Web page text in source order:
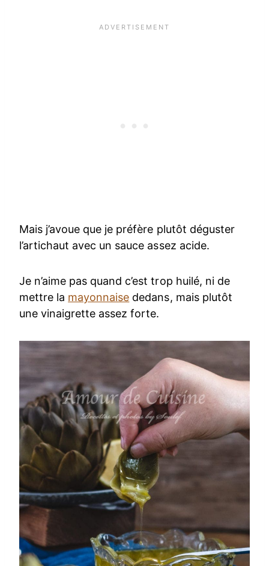
Mais j’avoue que je préfère plutôt déguster
l’artichaut avec un sauce assez acide.
Je n’aime pas quand c’est trop huilé, ni de
mettre la mayonnaise dedans, mais plutôt
une vinaigrette assez forte.